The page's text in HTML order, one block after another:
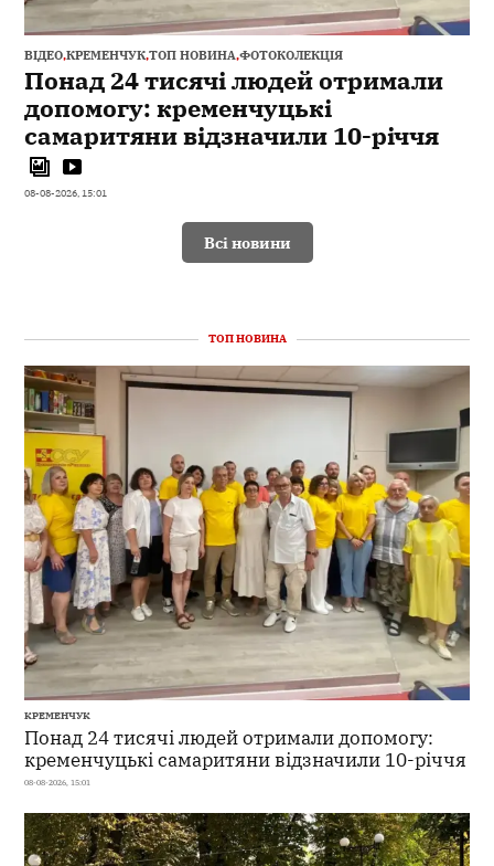
ВІДЕО,КРЕМЕНЧУК,ТОП НОВИНА,ФОТОКОЛЕКЦІЯ
Понад 24 тисячі людей отримали
допомогу: кременчуцькі
самаритяни відзначили 10-річчя
08-08-2026, 15:01
Всі новини
ТОП НОВИНА
КРЕМЕНЧУК
Понад 24 тисячі людей отримали допомогу:
кременчуцькі самаритяни відзначили 10-річчя
08-08-2026, 15:01